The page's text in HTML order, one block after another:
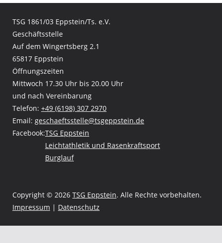
TSG 1861/03 Eppstein/Ts. e.V.
Geschäftsstelle
Auf dem Wingertsberg 2.1
65817 Eppstein
Öffnungszeiten
Mittwoch 17.30 Uhr bis 20.00 Uhr
und nach Vereinbarung
Telefon: +49 (6198) 307 2970
Email: geschaeftsstelle@tsgeppstein.de
Facebook:TSG Eppstein
Leichtathletik und Rasenkraftsport
Burglauf
Copyright © 2026 TSG Eppstein. Alle Rechte vorbehalten.
Impressum | Datenschutz